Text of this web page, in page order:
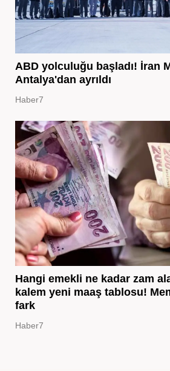
ABD yolculuğu başladı! İran
Antalya'dan ayrıldı
Haber7
Hangi emekli ne kadar zam
kalem yeni maaş tablosu!
fark
Haber7